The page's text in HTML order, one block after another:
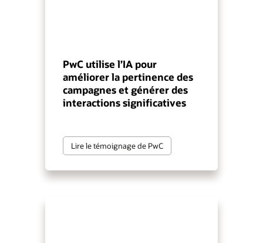
PwC utilise l’IA pour
améliorer la pertinence des
campagnes et générer des
interactions significatives
Lire le témoignage de PwC